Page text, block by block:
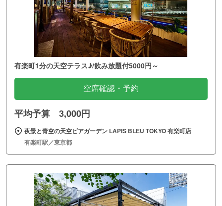
有楽町1分の天空テラス♪/飲み放題付5000円～
空席確認・予約
平均予算 3,000円
夜景と青空の天空ビアガーデン LAPIS BLEU TOKYO 有楽町店
有楽町駅／東京都